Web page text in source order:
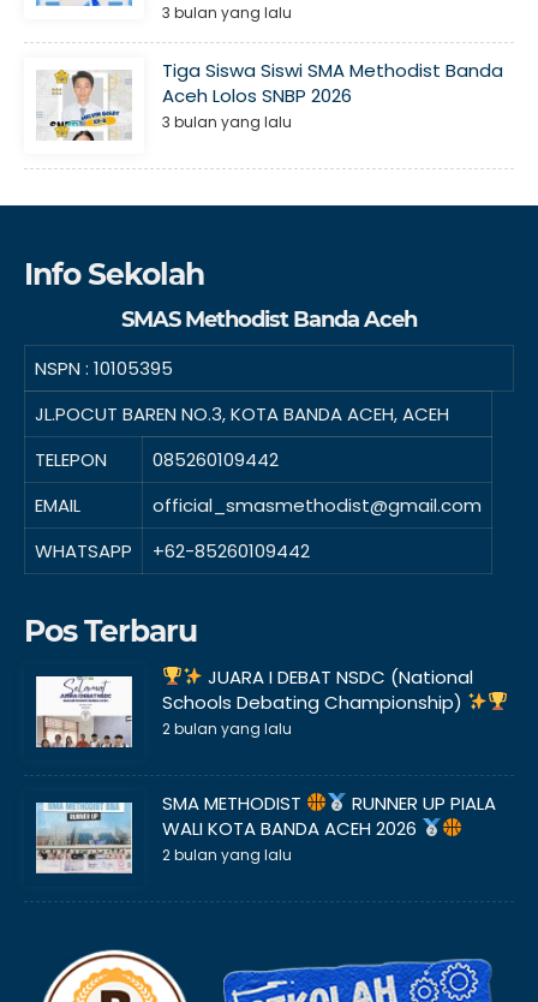
3 bulan yang lalu
Tiga Siswa Siswi SMA Methodist Banda
Aceh Lolos SNBP 2026
3 bulan yang lalu
Info Sekolah
SMAS Methodist Banda Aceh
NSPN : 10105395
JL.POCUT BAREN NO.3, KOTA BANDA ACEH, ACEH
TELEPON
085260109442
EMAIL
official_smasmethodist@gmail.com
WHATSAPP
+62-85260109442
Pos Terbaru
JUARA I DEBAT NSDC (National
Schools Debating Championship)
2 bulan yang lalu
SMA METHODIST
RUNNER UP PIALA
WALI KOTA BANDA ACEH 2026
2 bulan yang lalu